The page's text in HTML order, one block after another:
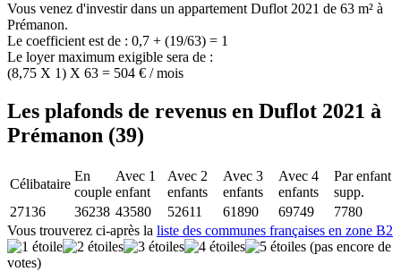
Vous venez d'investir dans un appartement Duflot 2021 de 63 m² à
Prémanon.
Le coefficient est de : 0,7 + (19/63) = 1
Le loyer maximum exigible sera de :
(8,75 X 1) X 63 = 504 € / mois
Les plafonds de revenus en Duflot 2021 à
Prémanon (39)
Célibataire
En
couple
Avec 1
enfant
Avec 2
enfants
Avec 3
enfants
Avec 4
enfants
Par enfant
supp.
27136
36238 43580 52611 61890 69749
7780
Vous trouverez ci-après la liste des communes françaises en zone B2
(pas encore de
votes)